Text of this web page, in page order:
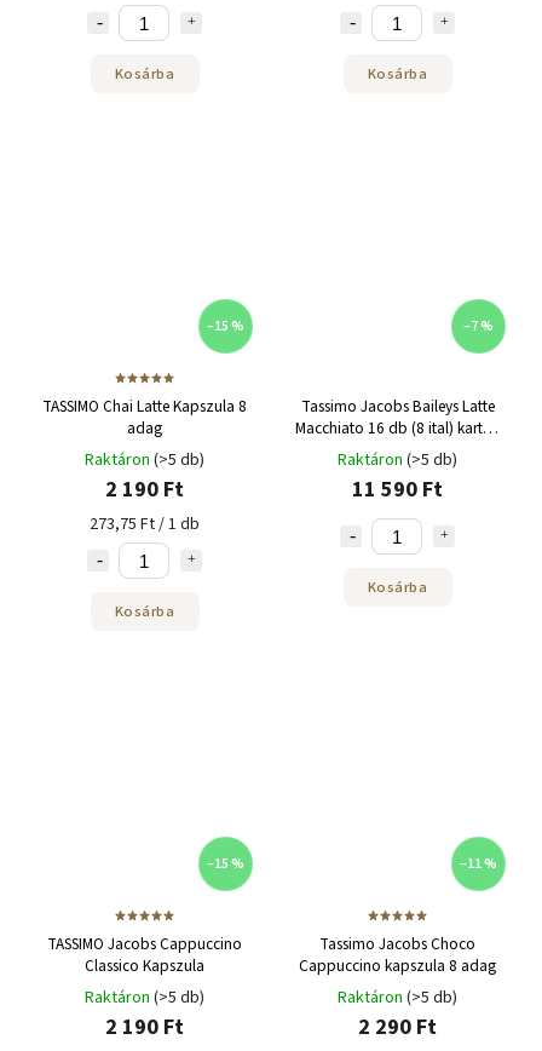
Kosárba Kosárba
–15 %
TASSIMO Chai Latte Kapszula 8
adag
Raktáron (>5 db)
2 190 Ft
273,75 Ft / 1 db
Kosárba
–7 %
Tassimo Jacobs Baileys Latte
Macchiato 16 db (8 ital) karton
5 csomag
Raktáron (>5 db)
11 590 Ft
Kosárba
–15 %
TASSIMO Jacobs Cappuccino
Classico Kapszula
Raktáron (>5 db)
2 190 Ft
–11 %
Tassimo Jacobs Choco
Cappuccino kapszula 8 adag
Raktáron (>5 db)
2 290 Ft